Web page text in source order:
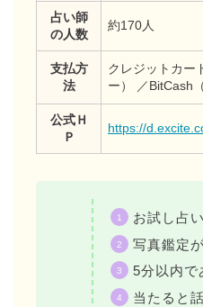
占い師
の人数
約170人
支払方
法
クレジットカー
ー） ／BitCash
公式Ｈ
Ｐ
https://
お試し占
写真鑑定
5分以内で
当たると